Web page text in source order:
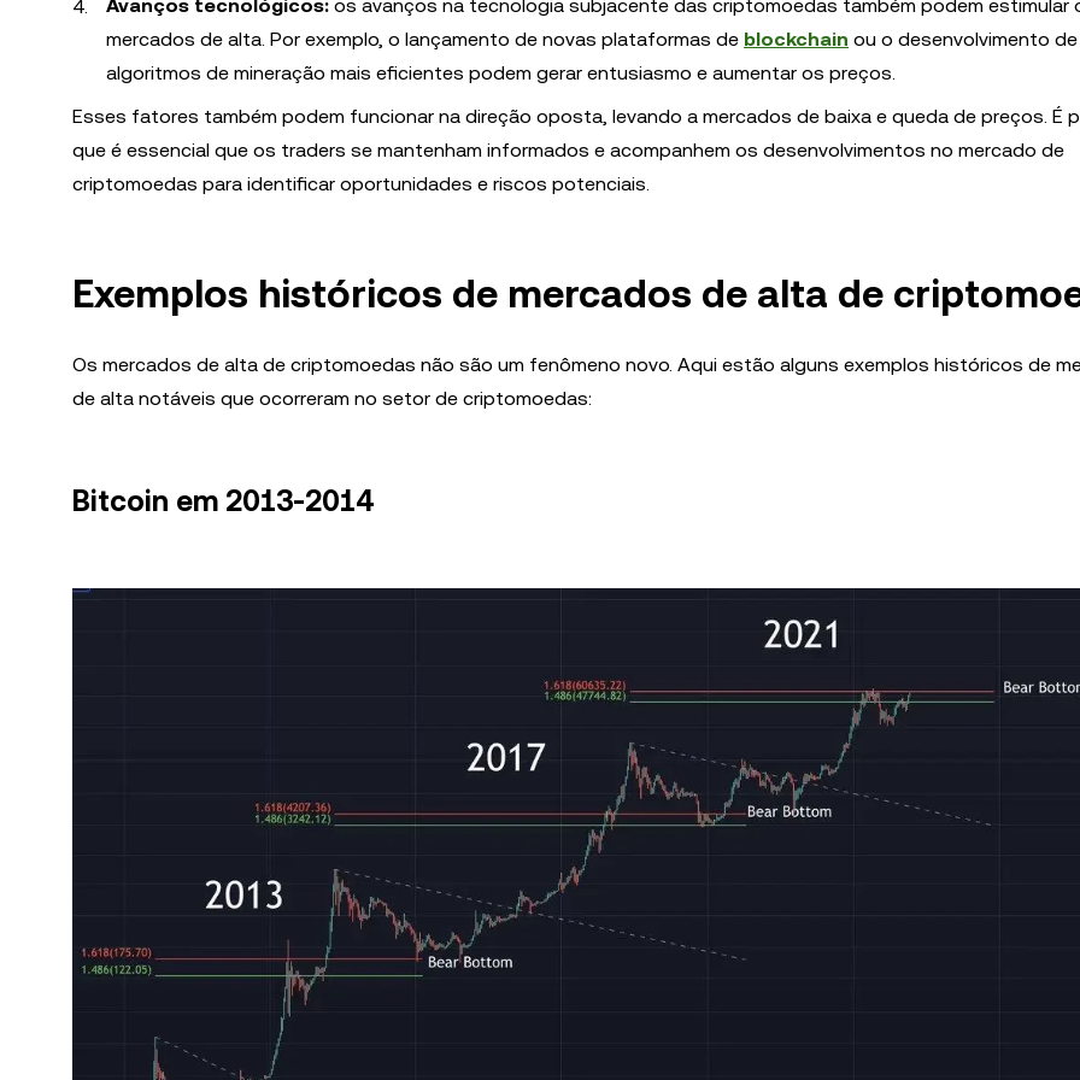
Avanços tecnológicos: os avanços na tecnologia subjacente das criptomoedas também podem estimular
mercados de alta. Por exemplo, o lançamento de novas plataformas de blockchain ou o desenvolvimento de
algoritmos de mineração mais eficientes podem gerar entusiasmo e aumentar os preços.
Esses fatores também podem funcionar na direção oposta, levando a mercados de baixa e queda de preços. É
que é essencial que os traders se mantenham informados e acompanhem os desenvolvimentos no mercado de
criptomoedas para identificar oportunidades e riscos potenciais.
Exemplos históricos de mercados de alta de
Os mercados de alta de criptomoedas não são um fenômeno novo. Aqui estão alguns exemplos históricos de
de alta notáveis que ocorreram no setor de criptomoedas:
Bitcoin em 2013-2014